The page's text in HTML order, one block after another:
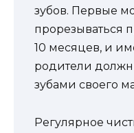
зубов. Первые
прорезываться
10 месяцев, и
родители
зубами своего
Регулярное